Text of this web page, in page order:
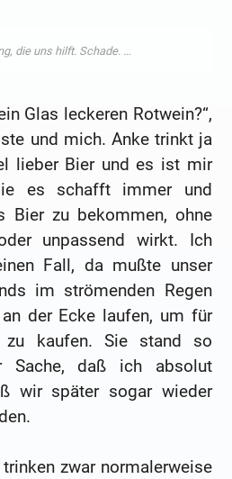
Glas leckeren Rotwein?“,
und mich. Anke trinkt ja
lieber Bier und es ist mir
es schafft immer und
Bier zu bekommen, ohne
unpassend wirkt. Ich
Fall, da mußte unser
im strömenden Regen
der Ecke laufen, um für
zu kaufen. Sie stand so
Sache, daß ich absolut
wir später sogar wieder
zwar normalerweise